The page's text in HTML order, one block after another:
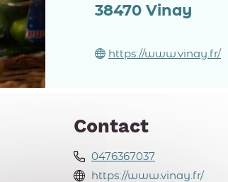
38470 Vinay
https://www.vinay.fr/
Contact
0476367037
https://www.vinay.fr/